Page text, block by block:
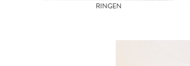
RINGEN